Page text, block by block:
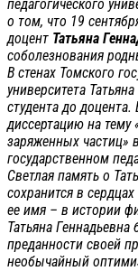
педагогического
о том, что 19
доцент Татьяна
соболезнования
В стенах Томского
университета
студента до
диссертацию на тему
заряженных частиц»
государственном
Светлая память о
сохранится в
ее имя – в истории
Татьяна
преданности своей
необычайный